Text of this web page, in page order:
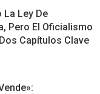
La Ley De
Pero El Oficialismo
Capítulos Clave